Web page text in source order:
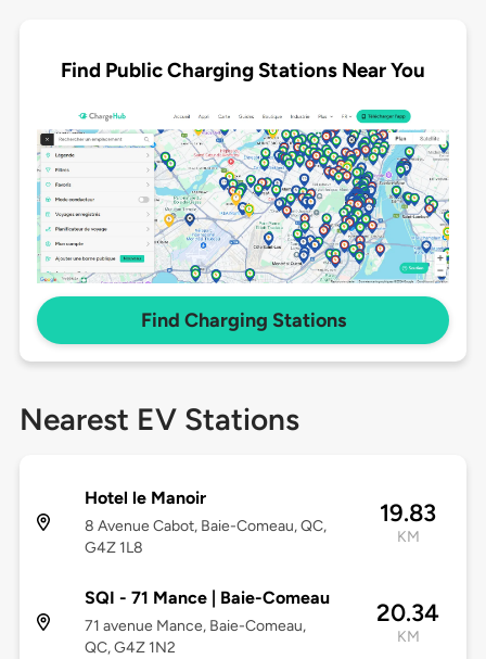
Find Public Charging Stations Near You
Find Charging Stations
Nearest EV Stations
Hotel le Manoir
8 Avenue Cabot, Baie-Comeau, QC,
G4Z 1L8
19.83
KM
SQI - 71 Mance | Baie-Comeau
71 avenue Mance, Baie-Comeau,
QC, G4Z 1N2
20.34
KM